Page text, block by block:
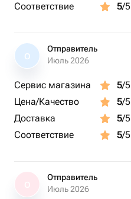
Соответствие
5/5
О
Отправитель
Июль 2026
Сервис магазина 5/5
Цена/Качество
5/5
Доставка
5/5
Соответствие
5/5
Отправитель
Июль 2026